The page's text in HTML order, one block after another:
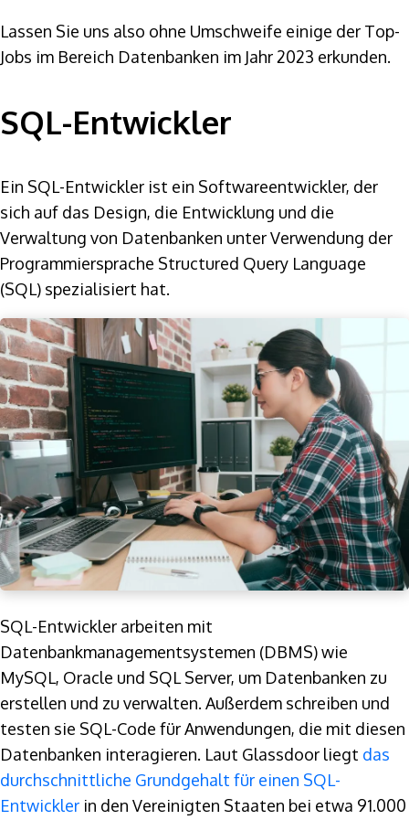
Lassen Sie uns also ohne Umschweife einige der Top-
Jobs im Bereich Datenbanken im Jahr 2023 erkunden.
SQL-Entwickler
Ein SQL-Entwickler ist ein Softwareentwickler, der
sich auf das Design, die Entwicklung und die
Verwaltung von Datenbanken unter Verwendung der
Programmiersprache Structured Query Language
(SQL) spezialisiert hat.
SQL-Entwickler arbeiten mit
Datenbankmanagementsystemen (DBMS) wie
MySQL, Oracle und SQL Server, um Datenbanken zu
erstellen und zu verwalten. Außerdem schreiben und
testen sie SQL-Code für Anwendungen, die mit diesen
Datenbanken interagieren. Laut Glassdoor liegt das
durchschnittliche Grundgehalt für einen SQL-
Entwickler in den Vereinigten Staaten bei etwa 91.000